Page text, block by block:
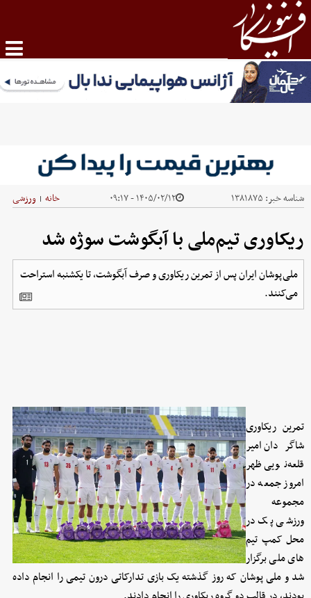
شناسه خبر: ۱۳۸۱۸۷۵ ۱۴۰۵/۰۲/۱۲ - ۰۹:۱۷ خانه | ورزشی
ریکاوری تیم‌ملی با آبگوشت سوژه شد
ملی‌پوشان ایران پس از تمرین ریکاوری و صرف آبگوشت، تا یکشنبه استراحت
می‌کنند.
تمرین ریکاوری
شاگردان امیر
قلعه‌نویی ظهر
امروز جمعه در
مجموعه
ورزشی پک در
محل کمپ تیم
های ملی برگزار
شد و ملی پوشان که روز گذشته یک بازی تدارکاتی درون تیمی را انجام داده